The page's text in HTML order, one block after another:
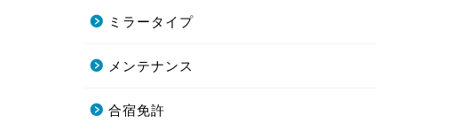
ミラータイプ
メンテナンス
合宿免許